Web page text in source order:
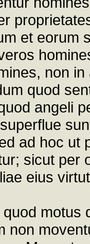
et eorum
non in
quod
angeli
ad hoc ut
sicut per
eius
motus
non